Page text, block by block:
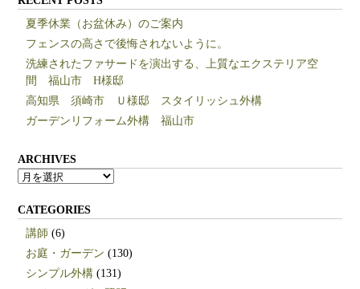
夏季休業（お盆休み）のご案内
フェンスの高さで後悔されないように。
洗練されたファサードを演出する、上質なエクステリア空
間 福山市 H様邸
高知県 須崎市 Ｕ様邸 スタイリッシュ外構
ガーデンリフォーム外構 福山市
ARCHIVES
ARCHIVES
CATEGORIES
講師 (6)
お庭・ガーデン (130)
シンプル外構 (131)